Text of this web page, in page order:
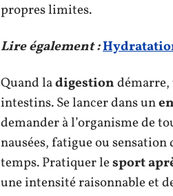
propres limites.
Lire également :
Quand ladigestiondémarre,
intestins. Se lancer dans un
demander à l’organisme de
nausées, fatigue ou sensation
temps. Pratiquer lesport
une intensité raisonnable et